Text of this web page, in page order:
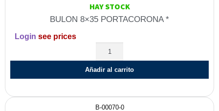
HAY STOCK
BULON 8×35 PORTACORONA *
Login see prices
Añadir al carrito
B-00070-0